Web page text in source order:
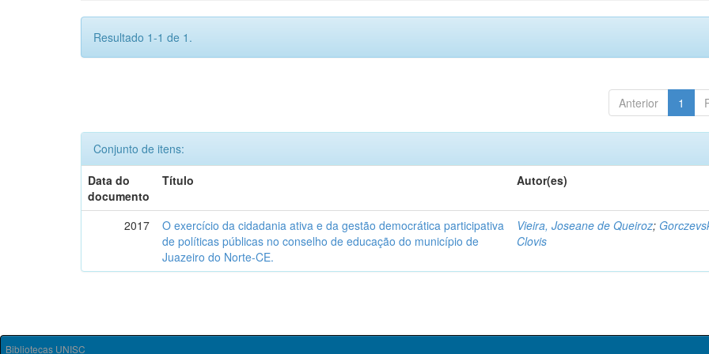
Resultado 1-1 de 1.
Anterior 1
Conjunto de itens:
Data do
documento
Título Autor(es)
2017
O exercício da cidadania ativa e da gestão democrática participativa
de políticas públicas no conselho de educação do município de
Juazeiro do Norte-CE.
Vieira, Joseane de Queiroz;
Clovis
Bibliotecas UNISC